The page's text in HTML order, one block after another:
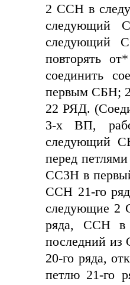
2 ССН в
следующий
повторять
соединить
первым СБН;
22 РЯД.
3-х ВП,
следующий
перед
СС3Н в
ССН 21-го
следующие 2
ряда, ССН в
последний
20-го ряда,
петлю 21-го